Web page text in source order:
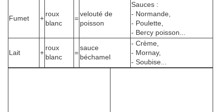
Fumet +
roux
blanc
=
velouté de
poisson
Sauces :
- Normande,
- Poulette,
- Bercy poisson...
Lait +
roux
blanc
=
sauce
béchamel
- Crème,
- Mornay,
- Soubise...